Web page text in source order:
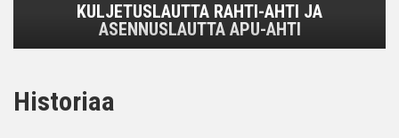
KULJETUSLAUTTA RAHTI-AHTI JA
ASENNUSLAUTTA APU-AHTI
Historiaa